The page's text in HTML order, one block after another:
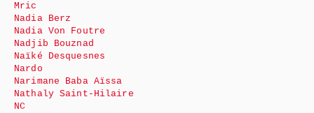
Mric
Nadia Berz
Nadia Von Foutre
Nadjib Bouznad
Naïké Desquesnes
Nardo
Narimane Baba Aïssa
Nathaly Saint-Hilaire
NC